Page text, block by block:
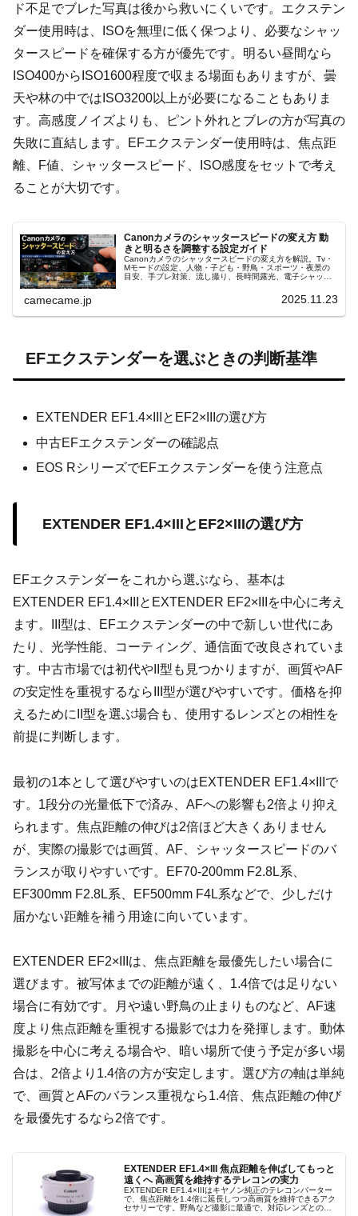
ド不足でブレた写真は後から救いにくいです。エクステン
ダー使用時は、ISOを無理に低く保つより、必要なシャッ
タースピードを確保する方が優先です。明るい昼間なら
ISO400からISO1600程度で収まる場面もありますが、曇
天や林の中ではISO3200以上が必要になることもありま
す。高感度ノイズよりも、ピント外れとブレの方が写真の
失敗に直結します。EFエクステンダー使用時は、焦点距
離、F値、シャッタースピード、ISO感度をセットで考え
ることが大切です。
Canonカメラのシャッタースピードの変え方 動
きと明るさを調整する設定ガイド
Canonカメラのシャッタースピードの変え方を解説。Tv・
Mモードの設定、人物・子ども・野鳥・スポーツ・夜景の
目安、手ブレ対策、流し撮り、長時間露光、電子シャッタ
camecame.jp 2025.11.23
EFエクステンダーを選ぶときの判断基準
EXTENDER EF1.4×IIIとEF2×IIIの選び方
中古EFエクステンダーの確認点
EOS RシリーズでEFエクステンダーを使う注意点
EXTENDER EF1.4×IIIとEF2×IIIの選び方
EFエクステンダーをこれから選ぶなら、基本は
EXTENDER EF1.4×IIIとEXTENDER EF2×IIIを中心に考え
ます。III型は、EFエクステンダーの中で新しい世代にあ
たり、光学性能、コーティング、通信面で改良されていま
す。中古市場では初代やII型も見つかりますが、画質やAF
の安定性を重視するならIII型が選びやすいです。価格を抑
えるためにII型を選ぶ場合も、使用するレンズとの相性を
前提に判断します。
最初の1本として選びやすいのはEXTENDER EF1.4×IIIで
す。1段分の光量低下で済み、AFへの影響も2倍より抑え
られます。焦点距離の伸びは2倍ほど大きくありません
が、実際の撮影では画質、AF、シャッタースピードのバ
ランスが取りやすいです。EF70-200mm F2.8L系、
EF300mm F2.8L系、EF500mm F4L系などで、少しだけ
届かない距離を補う用途に向いています。
EXTENDER EF2×IIIは、焦点距離を最優先したい場合に
選びます。被写体までの距離が遠く、1.4倍では足りない
場合に有効です。月や遠い野鳥の止まりものなど、AF速
度より焦点距離を重視する撮影では力を発揮します。動体
撮影を中心に考える場合や、暗い場所で使う予定が多い場
合は、2倍より1.4倍の方が安定します。選び方の軸は単純
で、画質とAFのバランス重視なら1.4倍、焦点距離の伸び
を最優先するなら2倍です。
EXTENDER EF1.4×III 焦点距離を伸ばしてもっと
遠くへ 高画質を維持するテレコンの実力
EXTENDER EF1.4×IIIはキヤノン純正のテレコンバーター
で、焦点距離を1.4倍に延長しつつ高画質を維持できるアク
セサリーです。野鳥など撮影に最適で、対応レンズとの組